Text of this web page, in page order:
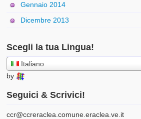
Gennaio 2014
Dicembre 2013
Scegli la tua Lingua!
Italiano
by
Seguici & Scrivici!
ccr@ccreraclea.comune.eraclea.ve.it